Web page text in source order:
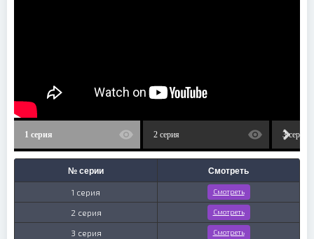
1 серия 2 серия 3 серия
№ серии Смотреть
1 серия Смотреть
2 серия Смотреть
3 серия Смотреть